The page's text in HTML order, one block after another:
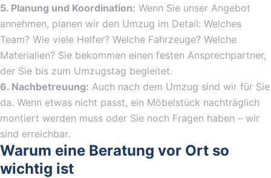
5. Planung und Koordination: Wenn Sie unser Angebot
annehmen, planen wir den Umzug im Detail: Welches
Team? Wie viele Helfer? Welche Fahrzeuge? Welche
Materialien? Sie bekommen einen festen Ansprechpartner,
der Sie bis zum Umzugstag begleitet.
6. Nachbetreuung: Auch nach dem Umzug sind wir für Sie
da. Wenn etwas nicht passt, ein Möbelstück nachträglich
montiert werden muss oder Sie noch Fragen haben – wir
sind erreichbar.
Warum eine Beratung vor Ort so
wichtig ist